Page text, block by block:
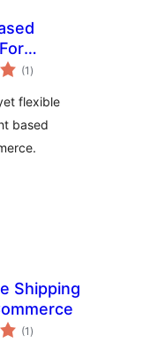
(1 értékelés
összesen
)
flexible
based
Shipping
(1 értékelés
összesen
)